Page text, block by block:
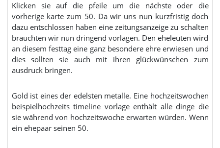
Klicken sie auf die pfeile um die nächste oder die
vorherige karte zum 50. Da wir uns nun kurzfristig doch
dazu entschlossen haben eine zeitungsanzeige zu schalten
bräuchten wir nun dringend vorlagen. Den eheleuten wird
an diesem festtag eine ganz besondere ehre erwiesen und
dies sollten sie auch mit ihren glückwünschen zum
ausdruck bringen.
Gold ist eines der edelsten metalle. Eine hochzeitswochen
beispielhochzeits timeline vorlage enthält alle dinge die
sie während von hochzeitswoche erwarten würden. Wenn
ein ehepaar seinen 50.